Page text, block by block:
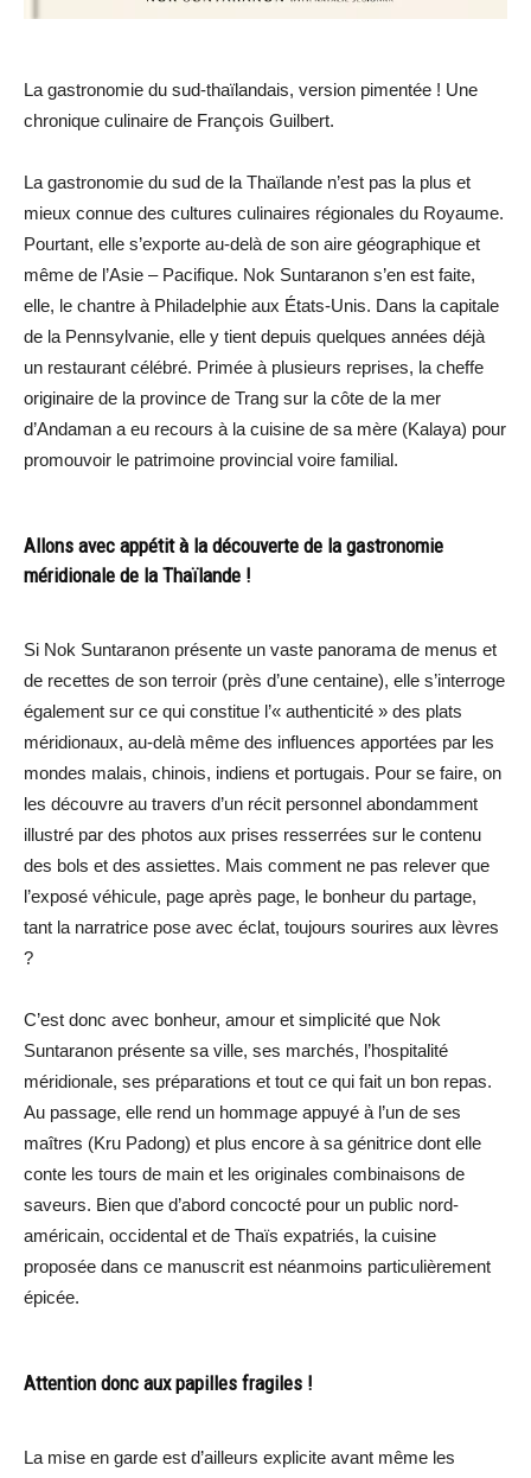
La gastronomie du sud-thaïlandais, version pimentée ! Une
chronique culinaire de François Guilbert.
La gastronomie du sud de la Thaïlande n’est pas la plus et
mieux connue des cultures culinaires régionales du Royaume.
Pourtant, elle s’exporte au-delà de son aire géographique et
même de l’Asie – Pacifique. Nok Suntaranon s’en est faite,
elle, le chantre à Philadelphie aux États-Unis. Dans la capitale
de la Pennsylvanie, elle y tient depuis quelques années déjà
un restaurant célébré. Primée à plusieurs reprises, la cheffe
originaire de la province de Trang sur la côte de la mer
d’Andaman a eu recours à la cuisine de sa mère (Kalaya) pour
promouvoir le patrimoine provincial voire familial.
Allons avec appétit à la découverte de la gastronomie
méridionale de la Thaïlande !
Si Nok Suntaranon présente un vaste panorama de menus et
de recettes de son terroir (près d’une centaine), elle s’interroge
également sur ce qui constitue l’« authenticité » des plats
méridionaux, au-delà même des influences apportées par les
mondes malais, chinois, indiens et portugais. Pour se faire, on
les découvre au travers d’un récit personnel abondamment
illustré par des photos aux prises resserrées sur le contenu
des bols et des assiettes. Mais comment ne pas relever que
l’exposé véhicule, page après page, le bonheur du partage,
tant la narratrice pose avec éclat, toujours sourires aux lèvres
?
C’est donc avec bonheur, amour et simplicité que Nok
Suntaranon présente sa ville, ses marchés, l’hospitalité
méridionale, ses préparations et tout ce qui fait un bon repas.
Au passage, elle rend un hommage appuyé à l’un de ses
maîtres (Kru Padong) et plus encore à sa génitrice dont elle
conte les tours de main et les originales combinaisons de
saveurs. Bien que d’abord concocté pour un public nord-
américain, occidental et de Thaïs expatriés, la cuisine
proposée dans ce manuscrit est néanmoins particulièrement
épicée.
Attention donc aux papilles fragiles !
La mise en garde est d’ailleurs explicite avant même les